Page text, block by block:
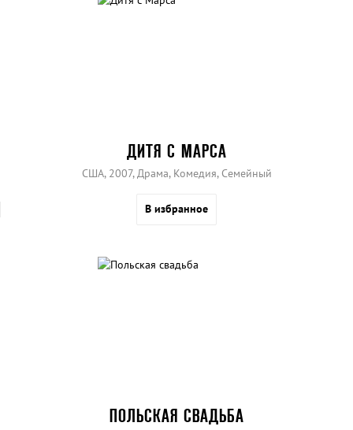
ДИТЯ С МАРСА
США, 2007, Драма, Комедия, Семейный
В избранное
ПОЛЬСКАЯ СВАДЬБА